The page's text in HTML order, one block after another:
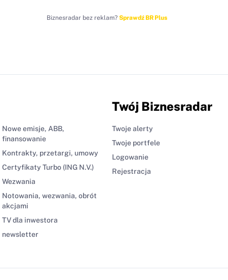
Biznesradar bez reklam? Sprawdź BR Plus
Nowe emisje, ABB,
finansowanie
Kontrakty, przetargi, umowy
Certyfikaty Turbo (ING N.V.)
Wezwania
Notowania, wezwania, obrót
akcjami
TV dla inwestora
newsletter
Twój Biznesradar
Twoje alerty
Twoje portfele
Logowanie
Rejestracja